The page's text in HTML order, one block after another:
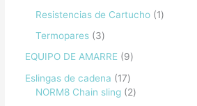
Resistencias de Cartucho
1
Termopares
3
EQUIPO DE AMARRE
9
Eslingas de cadena
17
NORM8 Chain sling
2